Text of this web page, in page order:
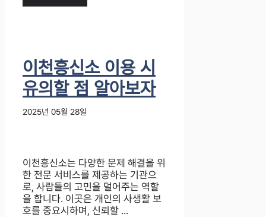
이천흥신소 이용 시
유의할 점 알아보자
2025년 05월 28일
이천흥신소는 다양한 문제 해결을 위
한 전문 서비스를 제공하는 기관으
로, 사람들의 고민을 덜어주는 역할
을 합니다. 이곳은 개인의 사생활 보
호를 중요시하며, 신뢰할 ...